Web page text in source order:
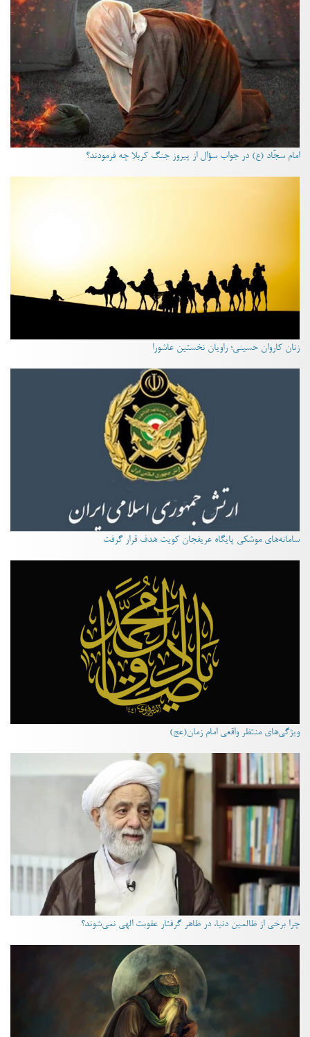
امام سجّاد (ع) در جواب سؤال از پیروز جنگ کربلا چه فرمودند؟
زنان کاروان حسینی؛ راویان نخستین عاشورا
سامانه‌های موشکی پایگاه عریفجان کویت هدف قرار گرفت
ویژگی‌های منتظر واقعی امام زمان(عج)
چرا برخی از ظالمین دنیا، در ظاهر گرفتار عقوبت الهی نمی‌شوند؟